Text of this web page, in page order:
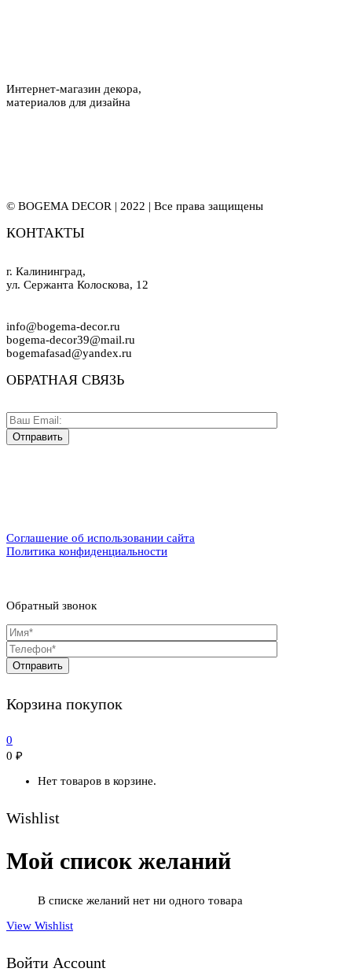
Интернет-магазин декора,
материалов для дизайна
© BOGEMA DECOR | 2022 | Все права защищены
КОНТАКТЫ
г. Калининград,
ул. Сержанта Колоскова, 12
info@bogema-decor.ru
bogema-decor39@mail.ru
bogemafasad@yandex.ru
ОБРАТНАЯ СВЯЗЬ
Соглашение об использовании сайта
Политика конфиденциальности
Обратный звонок
Корзина покупок
0
0 ₽
Нет товаров в корзине.
Wishlist
Мой список желаний
В списке желаний нет ни одного товара
View Wishlist
Войти Account